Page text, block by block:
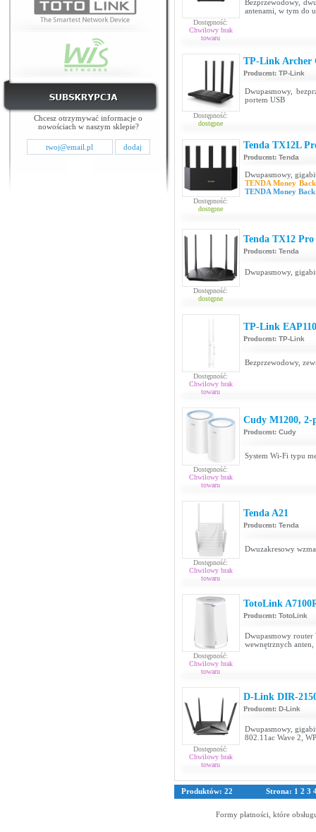
Chcesz otrzymywać informacje o
nowościach w naszym sklepie?
Dostępność:
Chwilowy brak
towaru
Bezprzewodowy,
antenami, w tym do
Dostępność:
dostępne
TP-Link Archer
Producent: TP-Link
Dwupasmowy,
portem USB
Dostępność:
dostępne
Tenda TX12L
Producent: Tenda
Dwupasmowy,
TENDA Money Back
TENDA Money Back
Dostępność:
dostępne
Tenda TX12 Pro
Producent: Tenda
Dwupasmowy,
Dostępność:
Chwilowy brak
towaru
TP-Link
Producent: TP-Link
Bezprzewodowy,
Dostępność:
Chwilowy brak
towaru
Cudy M1200, 2-
Producent: Cudy
System Wi-Fi typu
Dostępność:
Chwilowy brak
towaru
Tenda A21
Producent: Tenda
Dwuzakresowy
Dostępność:
Chwilowy brak
towaru
TotoLink
Producent: TotoLink
Dwupasmowy
wewnętrznych anten,
Dostępność:
Chwilowy brak
towaru
D-Link DIR-
Producent: D-Link
Dwupasmowy,
802.11ac Wave 2,
Produktów: 22 Strona: 1 2 3
Formy płatności, które